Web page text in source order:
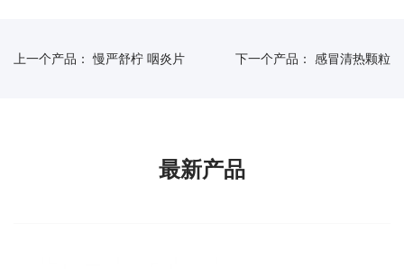
上一个产品： 慢严舒柠 咽炎片 下一个产品： 感冒清热颗粒
最新产品